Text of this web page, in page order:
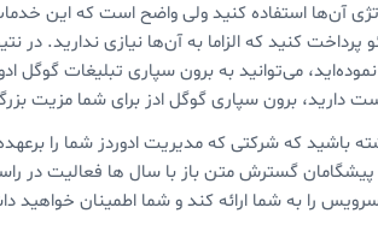
آن‌ها استفاده کنید ولی واضح است که این
کنید که الزاما به آن‌ها نیازی ندارید. در
می‌توانید به برون سپاری تبلیغات گوگل
دارید، برون سپاری گوگل ادز برای شما مزیت
باشید که شرکتی که مدیریت ادوردز شما را
گسترش متن باز با سال ها فعالیت در
را به شما ارائه کند و شما اطمینان